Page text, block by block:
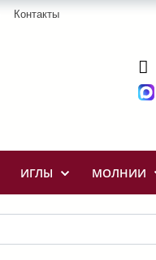
Контакты
ИГЛЫ МОЛНИИ